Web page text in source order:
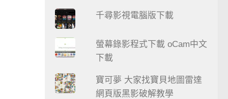
千尋影視電腦版下載
螢幕錄影程式下載 oCam中文
下載
寶可夢 大家找寶貝地圖雷達
網頁版黑影破解教學